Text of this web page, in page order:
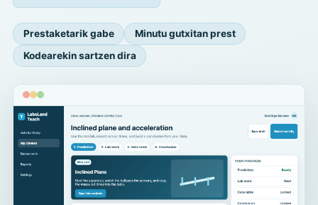
Prestaketarik gabe
Minutu gutxitan prest
Kodearekin sartzen dira